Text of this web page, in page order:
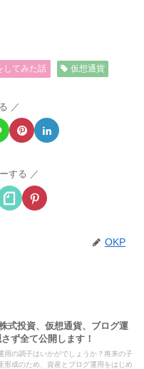
してみた話 仮想通貨
する
OKP
式投資、仮想通貨、ブログ運
ず全て公開します！
用の調子はいかがでしょうか？将来の子
形成のため、資産とブログ運用をはじめ